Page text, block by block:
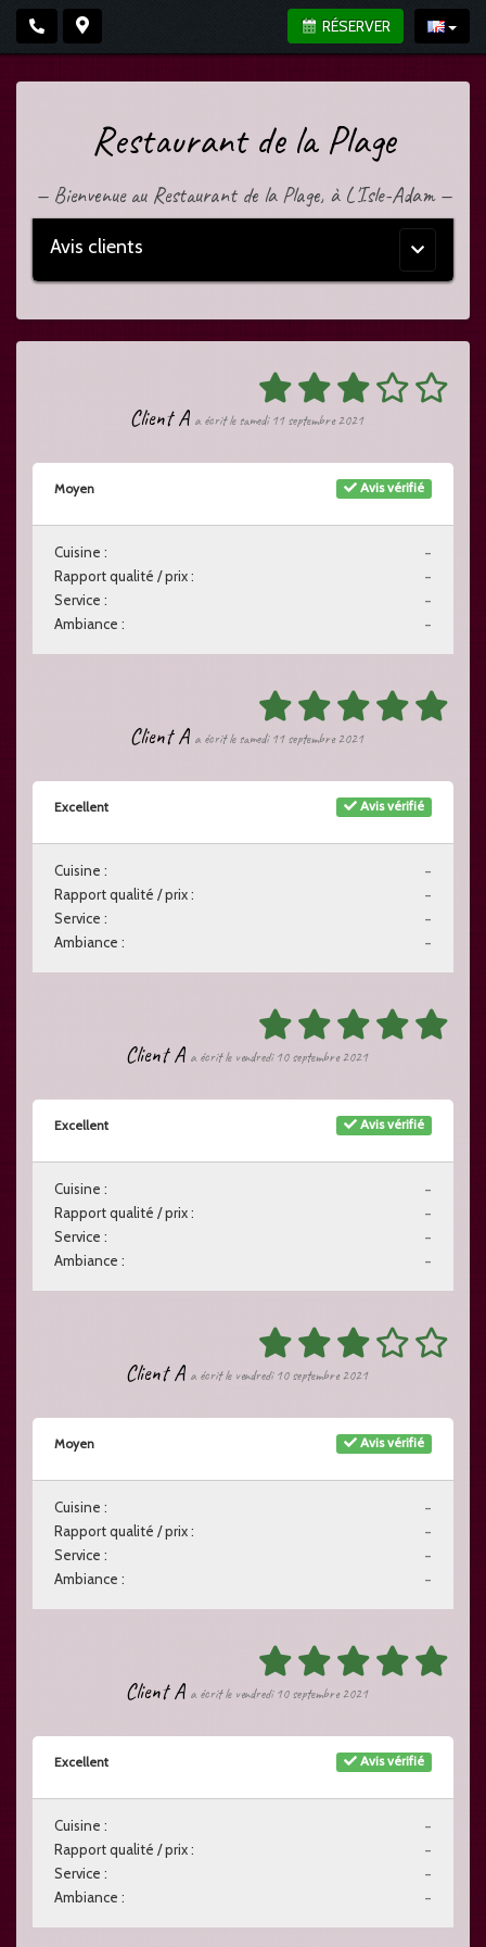
RÉSERVER
Restaurant de la Plage
—Bienvenue au Restaurant de la Plage, à L'Isle-Adam —
Menu
principal
Avis clients
Client A a écrit le samedi 11 septembre 2021
Avis vérifié
Moyen
-
Cuisine :
-
Rapport qualité / prix :
-
Service :
-
Ambiance :
Client A a écrit le samedi 11 septembre 2021
Avis vérifié
Excellent
-
Cuisine :
-
Rapport qualité / prix :
-
Service :
-
Ambiance :
Client A a écrit le vendredi 10 septembre 2021
Avis vérifié
Excellent
-
Cuisine :
-
Rapport qualité / prix :
-
Service :
-
Ambiance :
Client A a écrit le vendredi 10 septembre 2021
Avis vérifié
Moyen
-
Cuisine :
-
Rapport qualité / prix :
-
Service :
-
Ambiance :
Client A a écrit le vendredi 10 septembre 2021
Avis vérifié
Excellent
-
Cuisine :
-
Rapport qualité / prix :
-
Service :
-
Ambiance :